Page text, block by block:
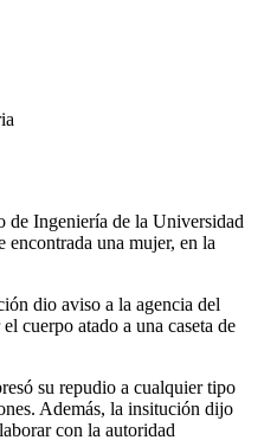
de Ingeniería de la Universidad
una mujer, en la
dio aviso a la agencia del
cuerpo atado a una caseta de
su repudio a cualquier tipo
Además, la insitución dijo
con la autoridad